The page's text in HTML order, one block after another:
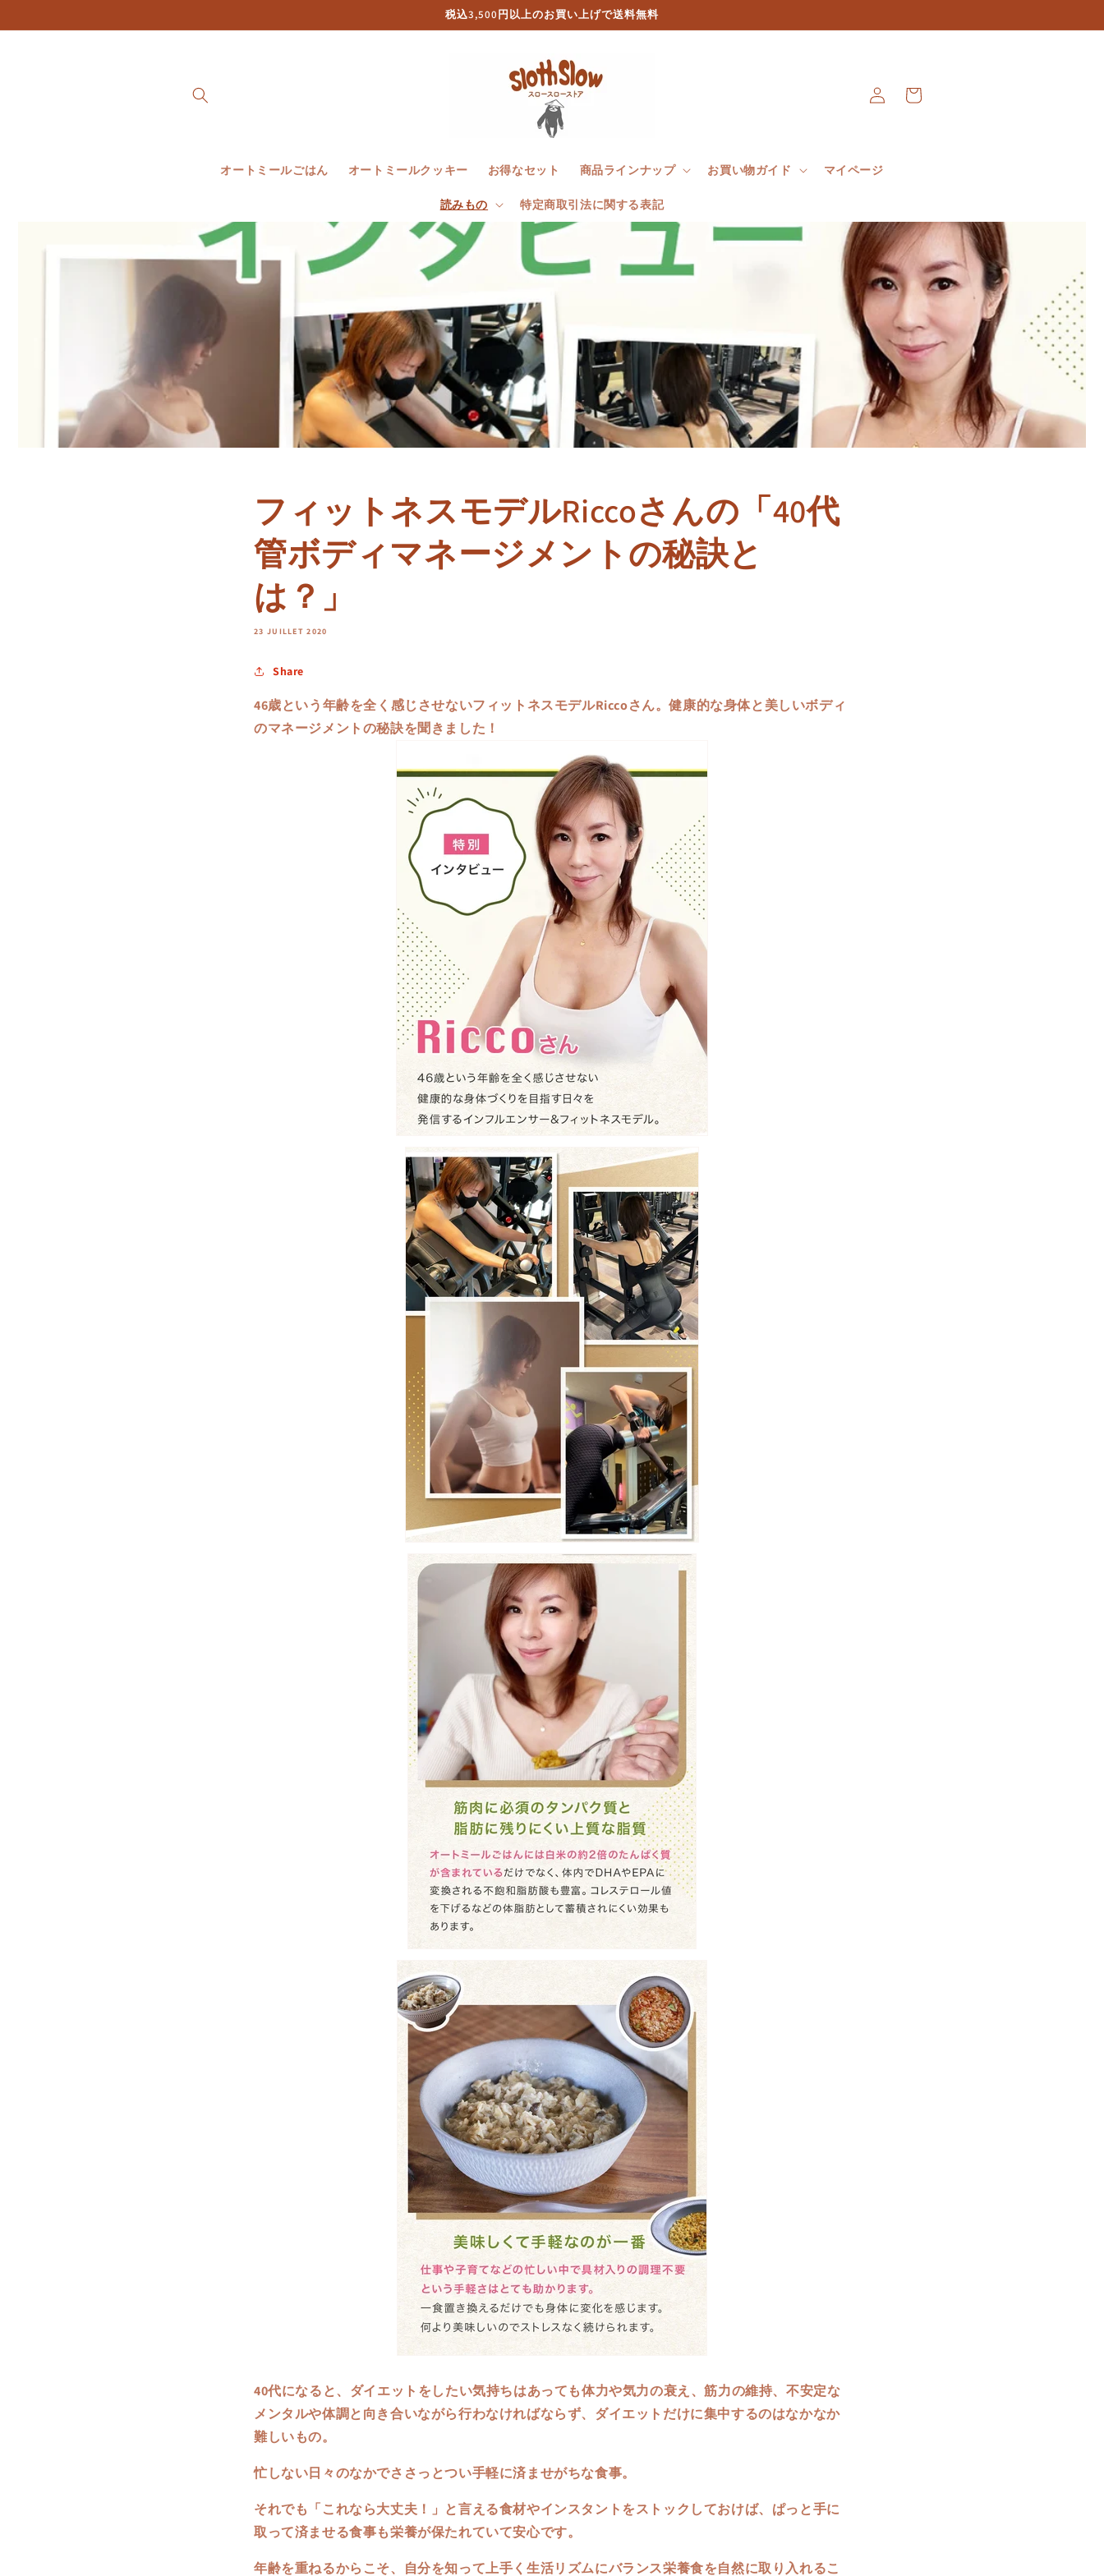
au
税込3,500円以上のお買い上げで送料無料
オートミールごはん オートミールクッキー お得なセット 商品ラインナップ お買い物ガイド マイページ
読みもの 特定商取引法に関する表記
Connexion Panier
フィットネスモデルRiccoさんの「40代
管ボディマネージメントの秘訣と
は？」
23 JUILLET 2020
Share
46歳という年齢を全く感じさせないフィットネスモデルRiccoさん。健康的な身体と美しいボディ
のマネージメントの秘訣を聞きました！
40代になると、ダイエットをしたい気持ちはあっても体力や気力の衰え、筋力の維持、不安定な
メンタルや体調と向き合いながら行わなければならず、ダイエットだけに集中するのはなかなか
難しいもの。
忙しない日々のなかでささっとつい手軽に済ませがちな食事。
それでも「これなら大丈夫！」と言える食材やインスタントをストックしておけば、ぱっと手に
取って済ませる食事も栄養が保たれていて安心です。
年齢を重ねるからこそ、自分を知って上手く生活リズムにバランス栄養食を自然に取り入れるこ